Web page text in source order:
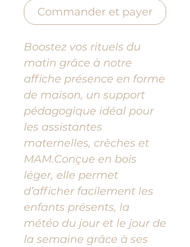
Commander et payer
Boostez vos rituels du
matin grâce à notre
affiche présence en forme
de maison, un support
pédagogique idéal pour
les assistantes
maternelles, crèches et
MAM.Conçue en bois
léger, elle permet
d’afficher facilement les
enfants présents, la
météo du jour et le jour de
la semaine grâce à ses